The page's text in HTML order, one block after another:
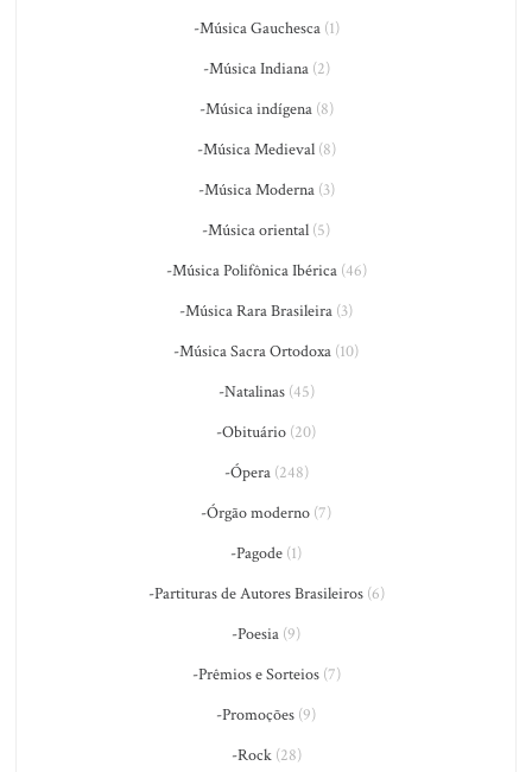
-Música Gauchesca(1)
-Música Indiana(2)
-Música indígena(8)
-Música Medieval(8)
-Música Moderna(3)
-Música oriental (5)
-Música Polifônica Ibérica(46)
-Música Rara Brasileira (3)
-Música Sacra Ortodoxa (10)
-Natalinas(45)
-Obituário (20)
-Ópera(248)
-Órgão moderno (7)
-Pagode (1)
-Partituras de Autores Brasileiros(6)
-Poesia (9)
-Prêmios e Sorteios(7)
-Promoções (9)
-Rock(28)